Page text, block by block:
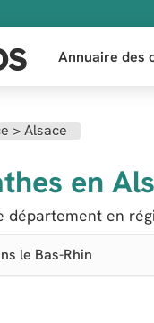
Annuaire des
>Alsace
en
département en
le Bas-Rhin